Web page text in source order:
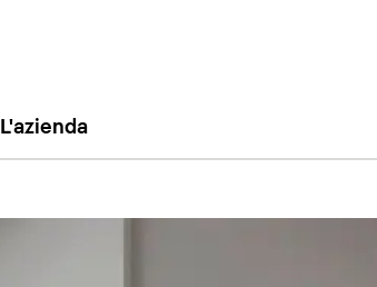
L'azienda